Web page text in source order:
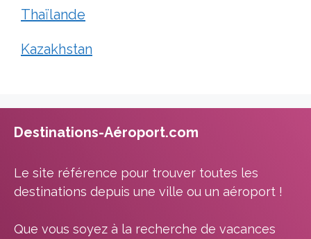
Thaïlande
Kazakhstan
Destinations-Aéroport.com
Le site référence pour trouver toutes les
destinations depuis une ville ou un aéroport !
Que vous soyez à la recherche de vacances